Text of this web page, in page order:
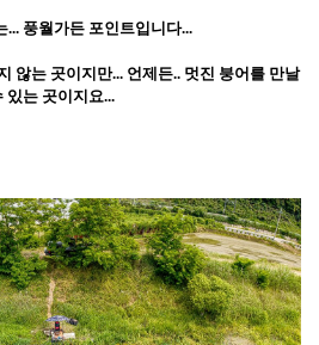
... 풍월가든 포인트입니다...
않는 곳이지만... 언제든.. 멋진 붕어를 만날
있는 곳이지요...